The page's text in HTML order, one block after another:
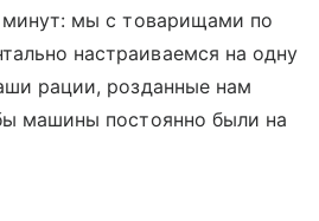
минут: мы с товарищами по
настраиваемся на одну
рации, розданные нам
машины постоянно были на